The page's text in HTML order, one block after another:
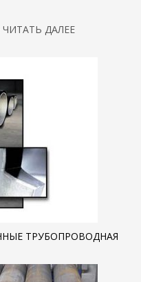
ДАЛЕЕ
ТРУБОПРОВОДНАЯ